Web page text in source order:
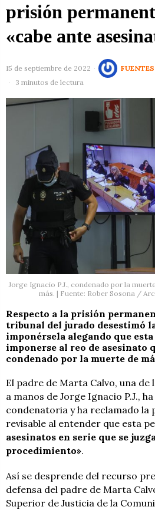
prisión
«cabe ante
15 de septiembre de 2022
3 minutos de lectura
Jorge Ignacio P.J., condenado por la
más. | Fuente: Rober Sosona /
Respecto a la prisión
tribunal del jurado desestimó
imponérsela alegando que
imponerse al reo de asesinato
condenado por la muerte de
El padre de Marta Calvo, una de
a manos de Jorge Ignacio P.J.,
condenatoria y ha reclamado la
revisable al entender que esta
asesinatos en serie que se
procedimiento».
Así se desprende del recurso
defensa del padre de Marta
Superior de Justicia de la